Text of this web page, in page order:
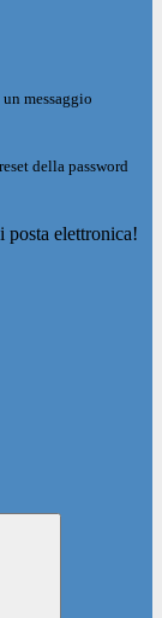
messaggio
della password
posta elettronica!